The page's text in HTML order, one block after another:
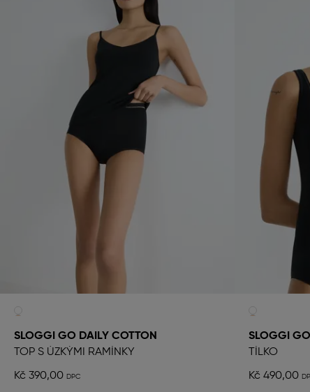
SLOGGI GO DAILY COTTON
TOP S ÚZKÝMI RAMÍNKY
Kč 390,00
SLOGGI
TÍLKO
Kč 490,00